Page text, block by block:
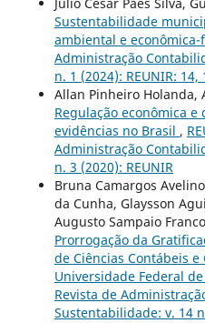
Sustentabilidade
ambiental e
Administração
n. 1 (2024): REUNIR: 14,
Allan Pinheiro Holanda,
Regulação econômica
evidências no Brasil ,
Administração
n. 3 (2020): REUNIR
Bruna Camargos
da Cunha, Glaysson
Augusto Sampaio
Prorrogação da
de Ciências Contábeis
Universidade Federal
Revista de
Sustentabilidade: v. 14